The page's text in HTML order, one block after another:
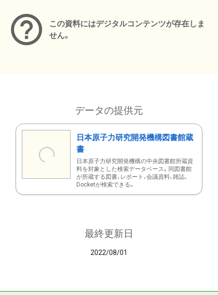
この資料にはデジタルコンテンツが存在しま
せん。
データの提供元
日本原子力研究開発機構図書館蔵
書
日本原子力研究開発機構の中央図書館所蔵資
料を対象とした検索データベース。同図書館
が所蔵する図書、レポート、会議資料、雑誌、
Docketが検索できる。
最終更新日
2022/08/01